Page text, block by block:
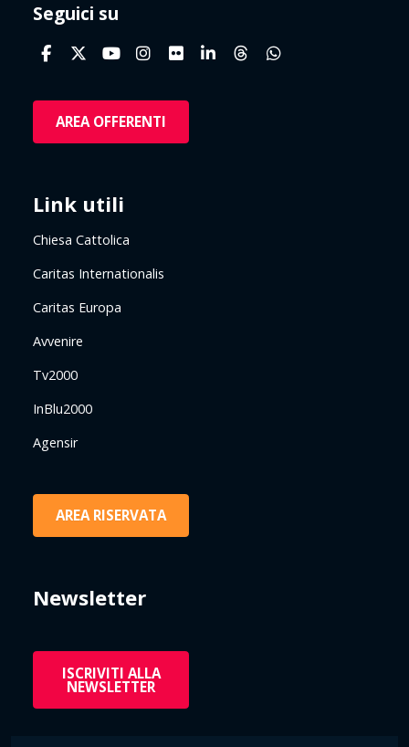
Seguici su
AREA OFFERENTI
Link utili
Chiesa Cattolica
Caritas Internationalis
Caritas Europa
Avvenire
Tv2000
InBlu2000
Agensir
AREA RISERVATA
Newsletter
ISCRIVITI ALLA
NEWSLETTER